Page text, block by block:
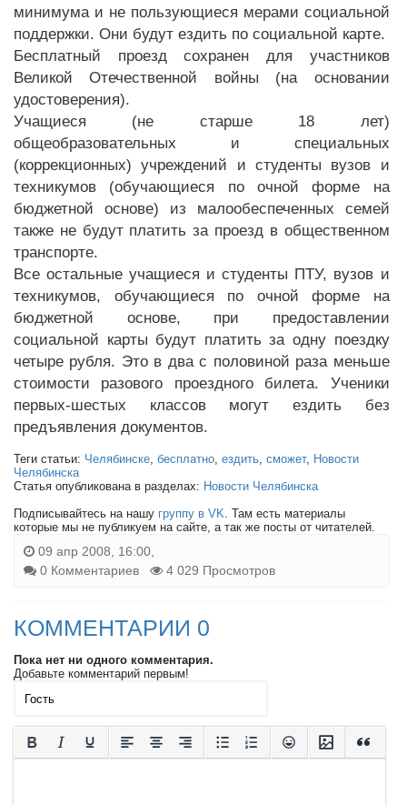
минимума и не пользующиеся мерами социальной
поддержки. Они будут ездить по социальной карте.
Бесплатный проезд сохранен для участников
Великой Отечественной войны (на основании
удостоверения).
Учащиеся (не старше 18 лет)
общеобразовательных и специальных
(коррекционных) учреждений и студенты вузов и
техникумов (обучающиеся по очной форме на
бюджетной основе) из малообеспеченных семей
также не будут платить за проезд в общественном
транспорте.
Все остальные учащиеся и студенты ПТУ, вузов и
техникумов, обучающиеся по очной форме на
бюджетной основе, при предоставлении
социальной карты будут платить за одну поездку
четыре рубля. Это в два с половиной раза меньше
стоимости разового проездного билета. Ученики
первых-шестых классов могут ездить без
предъявления документов.
Теги статьи: Челябинске, бесплатно, ездить, сможет, Новости
Челябинска
Статья опубликована в разделах: Новости Челябинска
Подписывайтесь на нашу группу в VK. Там есть материалы
которые мы не публикуем на сайте, а так же посты от читателей.
09 апр 2008, 16:00,
0 Комментариев
4 029 Просмотров
КОММЕНТАРИИ 0
Пока нет ни одного комментария.
Добавьте комментарий первым!